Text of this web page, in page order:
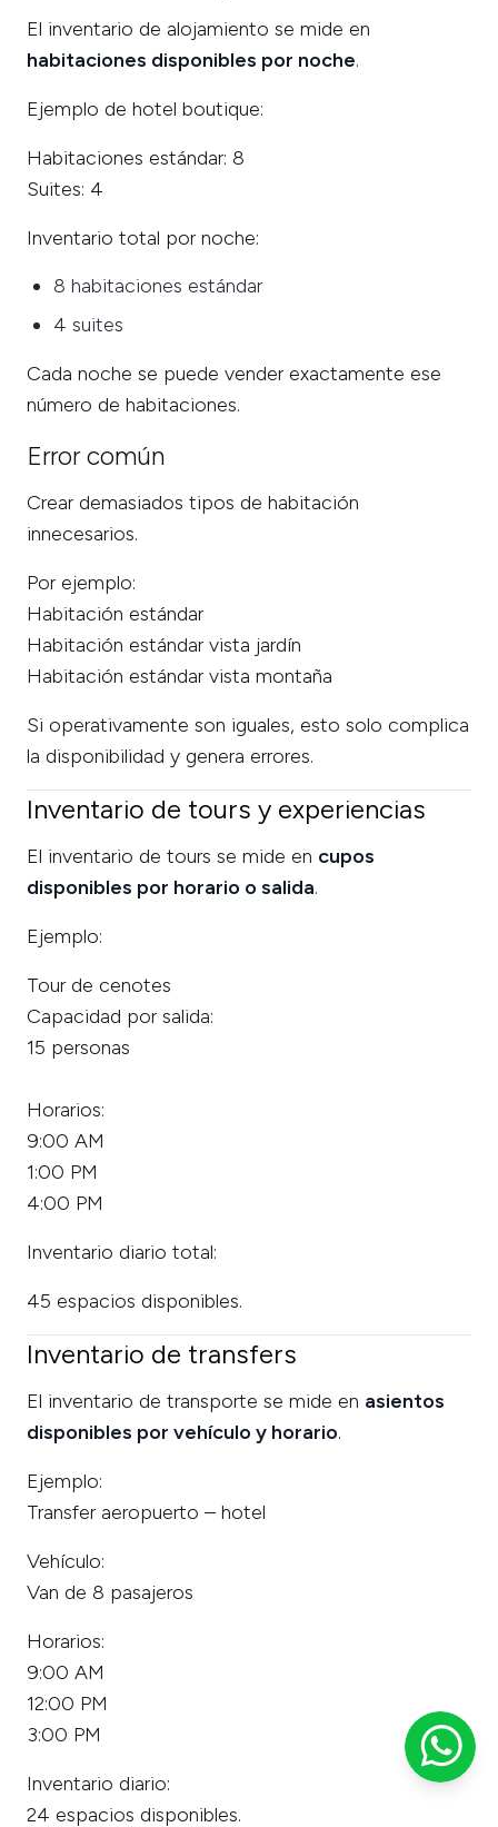
El inventario de alojamiento se mide en
habitaciones disponibles por noche.
Ejemplo de hotel boutique:
Habitaciones estándar: 8
Suites: 4
Inventario total por noche:
8 habitaciones estándar
4 suites
Cada noche se puede vender exactamente ese
número de habitaciones.
Error común
Crear demasiados tipos de habitación
innecesarios.
Por ejemplo:
Habitación estándar
Habitación estándar vista jardín
Habitación estándar vista montaña
Si operativamente son iguales, esto solo complica
la disponibilidad y genera errores.
Inventario de tours y experiencias
El inventario de tours se mide en cupos
disponibles por horario o salida.
Ejemplo:
Tour de cenotes
Capacidad por salida:
15 personas
Horarios:
9:00 AM
1:00 PM
4:00 PM
Inventario diario total:
45 espacios disponibles.
Inventario de transfers
El inventario de transporte se mide en asientos
disponibles por vehículo y horario.
Ejemplo:
Transfer aeropuerto – hotel
Vehículo:
Van de 8 pasajeros
Horarios:
9:00 AM
12:00 PM
3:00 PM
Inventario diario:
24 espacios disponibles.